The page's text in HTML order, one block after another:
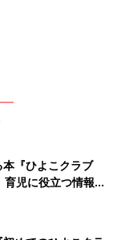
『ひよこクラブ
児に役立つ情報が